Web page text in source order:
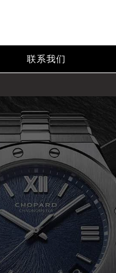
联系我们